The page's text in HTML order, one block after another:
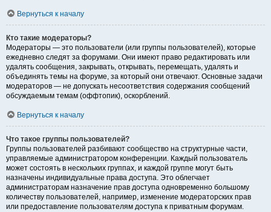
Вернуться к началу
Кто такие модераторы?
Модераторы — это пользователи (или группы пользователей), которые
ежедневно следят за форумами. Они имеют право редактировать или
удалять сообщения, закрывать, открывать, перемещать, удалять и
объединять темы на форуме, за который они отвечают. Основные задачи
модераторов — не допускать несоответствия содержания сообщений
обсуждаемым темам (оффтопик), оскорблений.
Вернуться к началу
Что такое группы пользователей?
Группы пользователей разбивают сообщество на структурные части,
управляемые администратором конференции. Каждый пользователь
может состоять в нескольких группах, и каждой группе могут быть
назначены индивидуальные права доступа. Это облегчает
администраторам назначение прав доступа одновременно большому
количеству пользователей, например, изменение модераторских прав
или предоставление пользователям доступа к приватным форумам.